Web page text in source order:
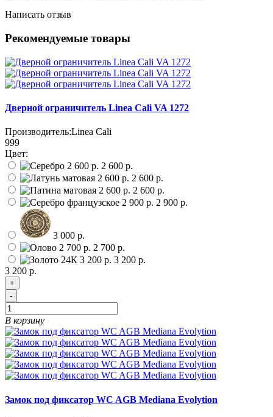
Написать отзыв
Рекомендуемые товары
Дверной ограничитель Linea Cali VA 1272
Производитель:Linea Cali
999
Цвет:
2 600 р.
2 600 р.
2 600 р.
2 900 р.
3 000 р.
2 700 р.
3 200 р.
3 200 р.
+
-
В корзину
Замок под фиксатор WC AGB Mediana Evolytion